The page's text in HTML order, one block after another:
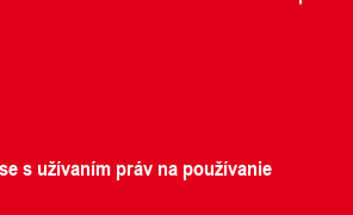
s užívaním práv na používanie